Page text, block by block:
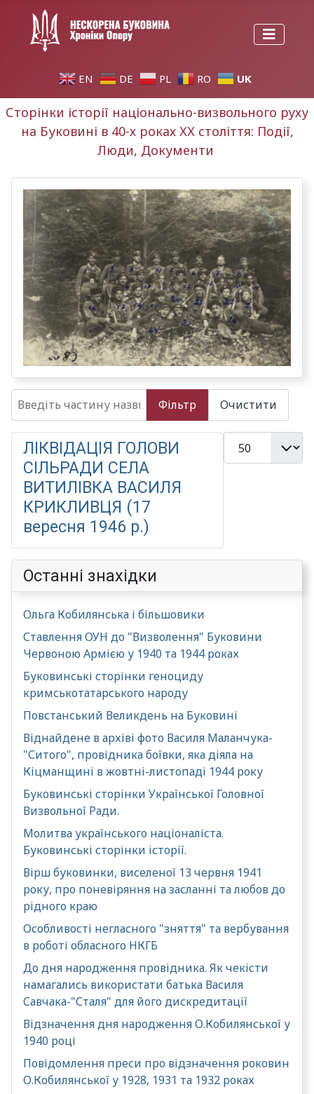
EN DE PL RO UK
Сторінки історії національно-визвольного руху
на Буковині в 40-х роках ХХ століття: Події,
Люди, Документи
Введіть частину назви
Фільтр Очистити
ЛІКВІДАЦІЯ ГОЛОВИ
СІЛЬРАДИ СЕЛА
ВИТИЛІВКА ВАСИЛЯ
КРИКЛИВЦЯ (17
вересня 1946 р.)
Останні знахідки
Ольга Кобилянська і більшовики
Ставлення ОУН до "Визволення" Буковини
Червоною Армією у 1940 та 1944 роках
Буковинські сторінки геноциду
кримськотатарського народу
Повстанський Великдень на Буковині
Віднайдене в архіві фото Василя Маланчука-
"Ситого", провідника боївки, яка діяла на
Кіцманщині в жовтні-листопаді 1944 року
Буковинські сторінки Української Головної
Визвольної Ради.
Молитва українського націоналіста.
Буковинські сторінки історії.
Вірш буковинки, виселеної 13 червня 1941
року, про поневіряння на засланні та любов до
рідного краю
Особливості негласного "зняття" та вербування
в роботі обласного НКГБ
До дня народження провідника. Як чекісти
намагались використати батька Василя
Савчака-"Сталя" для його дискредитації
Відзначення дня народження О.Кобилянської у
1940 році
Повідомлення преси про відзначення роковин
О.Кобилянської у 1928, 1931 та 1932 роках